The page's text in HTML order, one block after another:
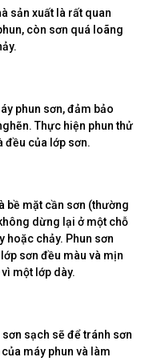
sản xuất là rất quan
còn sơn quá loãng
phun sơn, đảm bảo
Thực hiện phun thử
đều của lớp sơn.
bề mặt cần sơn (thường
dừng lại ở một chỗ
hoặc chảy. Phun sơn
sơn đều màu và mịn
một lớp dày.
sạch sẽ để tránh sơn
máy phun và làm